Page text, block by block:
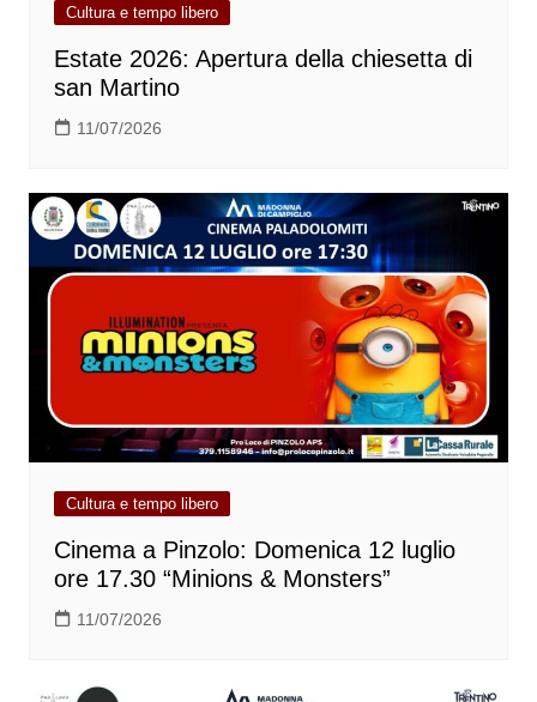
Cultura e tempo libero
Estate 2026: Apertura della chiesetta di
san Martino
11/07/2026
Cultura e tempo libero
Cinema a Pinzolo: Domenica 12 luglio
ore 17.30 “Minions & Monsters”
11/07/2026